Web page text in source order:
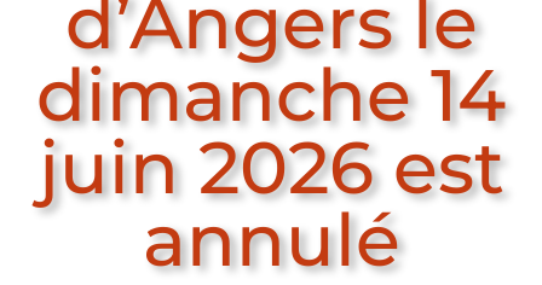
d’Angers le
dimanche 14
juin 2026 est
annulé